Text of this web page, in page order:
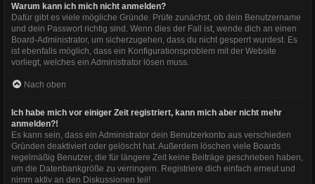
Warum kann ich mich nicht anmelden?
Dafür gibt es viele mögliche Gründe. Prüfe zunächst, ob dein Benutzername
und dein Passwort richtig sind. Wenn dies der Fall ist, wende dich an einen
Board-Administrator, um sicherzugehen, dass du nicht gesperrt wurdest. Es
ist ebenfalls möglich, dass ein Konfigurationsproblem mit der Website
vorliegt, welches ein Administrator lösen muss.
Nach oben
Ich habe mich vor einiger Zeit registriert, kann mich aber nicht mehr
anmelden?!
Es kann sein, dass ein Administrator dein Benutzerkonto aus verschieden
Gründen deaktiviert oder gelöscht hat. Außerdem löschen viele Boards
regelmäßig Benutzer, die für längere Zeit keine Beiträge geschrieben haben,
um die Datenbankgröße zu verringern. Registriere dich einfach erneut und
nimm aktiv an den Diskussionen teil!